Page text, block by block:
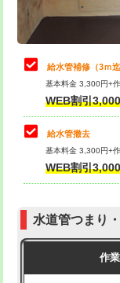
排水管工事（追
マス交換（土の掘
マス交換（深さ50
マス交換（深さ50
コンクリート斫
モルタル補修（厚
理・調整・分解・
止水・漏水調査・
理・調整・分解・
止水・漏水調査
理・調整・分解
その他部品の脱着
交換・取付（タン
式）)
式・ワンホール）)
給水管補修（3ｍ迄
基本料金 3,300円+
WEB割引
給水管撤去
基本料金 3,300円+
WEB割引
水道管つまり
作